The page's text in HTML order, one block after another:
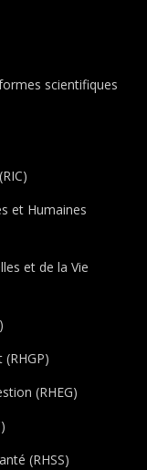
scientifiques
et Humaines
et de la Vie
(RHEG)
(RHSS)